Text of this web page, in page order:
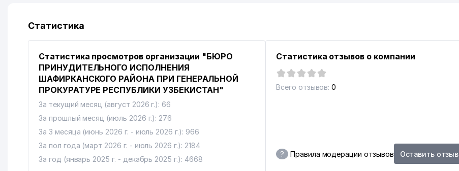
Статистика
Статистика просмотров организации "БЮРО
ПРИНУДИТЕЛЬНОГО ИСПОЛНЕНИЯ
ШАФИРКАНСКОГО РАЙОНА ПРИ ГЕНЕРАЛЬНОЙ
ПРОКУРАТУРЕ РЕСПУБЛИКИ УЗБЕКИСТАН"
За текущий месяц (август 2026 г.): 66
За прошлый месяц (июль 2026 г.): 276
За 3 месяца (июнь 2026 г. - июль 2026 г.): 966
За пол года (март 2026 г. - июль 2026 г.): 2184
За год (январь 2025 г. - декабрь 2025 г.): 4668
Статистика отзывов о компании
Всего отзывов: 0
? Правила модерации отзывов Оставить отзыв